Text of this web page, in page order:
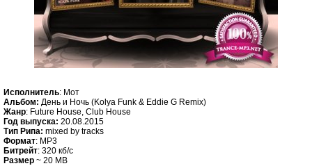
Исполнитель: Мот
Альбом: День и Ночь (Kolya Funk & Eddie G Remix)
Жанр: Future House, Club House
Год выпуска: 20.08.2015
Тип Рипа: mixed by tracks
Формат: MP3
Битрейт: 320 кб/c
Размер ~ 20 MB